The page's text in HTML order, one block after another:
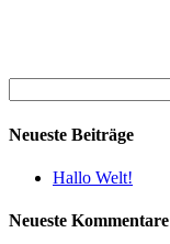
nach:
Neueste Beiträge
Hallo Welt!
Neueste Kommentare